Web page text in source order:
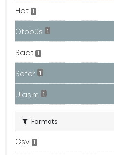
Hat 1
Otobüs 1
Saat 1
Sefer 1
Ulaşım 1
Formats
Csv 1